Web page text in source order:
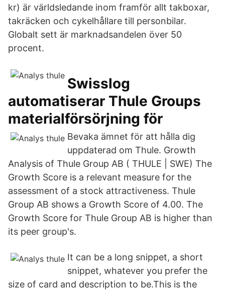
kr) är världsledande inom framför allt takboxar,
takräcken och cykelhållare till personbilar.
Globalt sett är marknadsandelen över 50
procent.
Swisslog
automatiserar Thule Groups
materialförsörjning för
Bevaka ämnet för att hålla dig
uppdaterad om Thule. Growth
Analysis of Thule Group AB ( THULE | SWE) The
Growth Score is a relevant measure for the
assessment of a stock attractiveness. Thule
Group AB shows a Growth Score of 4.00. The
Growth Score for Thule Group AB is higher than
its peer group's.
It can be a long snippet, a short
snippet, whatever you prefer the
size of card and description to be.This is the